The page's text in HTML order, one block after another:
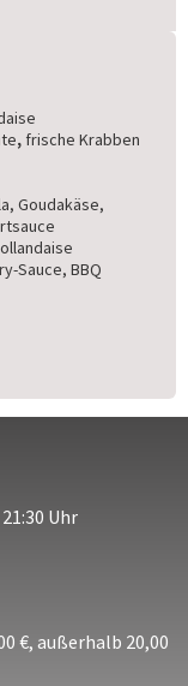
, frische Krabben
Goudakäse,
Sauce, BBQ
Uhr
€, außerhalb 20,00